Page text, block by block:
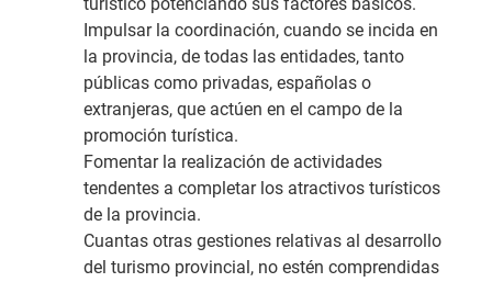
turístico potenciando sus factores básicos.
Impulsar la coordinación, cuando se incida en
la provincia, de todas las entidades, tanto
públicas como privadas, españolas o
extranjeras, que actúen en el campo de la
promoción turística.
Fomentar la realización de actividades
tendentes a completar los atractivos turísticos
de la provincia.
Cuantas otras gestiones relativas al desarrollo
del turismo provincial, no estén comprendidas